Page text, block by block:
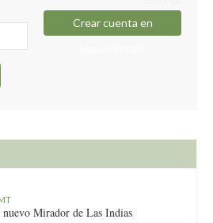
Crear cuenta en
Mirador de Las Indias